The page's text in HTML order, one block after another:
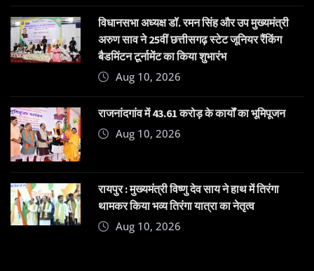
विधानसभा अध्यक्ष डॉ. रमन सिंह और उप मुख्यमंत्री
अरुण साव ने 25वीं छत्तीसगढ़ स्टेट जूनियर रैंकिंग
बैडमिंटन टूर्नामेंट का किया शुभारंभ
Aug 10, 2026
राजनांदगांव में 43.61 करोड़ के कार्यों का भूमिपूजन
Aug 10, 2026
रायपुर : मुख्यमंत्री विष्णु देव साय ने हाथ में तिरंगा
थामकर किया भव्य तिरंगा यात्रा का नेतृत्व
Aug 10, 2026